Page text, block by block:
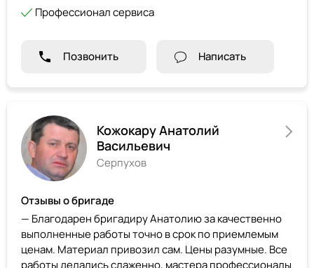
Профессионал сервиса
Позвонить Написать
Кожокару Анатолий
Васильевич
Серпухов
Отзывы о бригаде
— Благодарен бригадиру Анатолию за качественно
выполненные работы точно в срок по приемлемым
ценам. Материал привозил сам. Цены разумные. Все
работы делались слаженно, мастера профессионалы